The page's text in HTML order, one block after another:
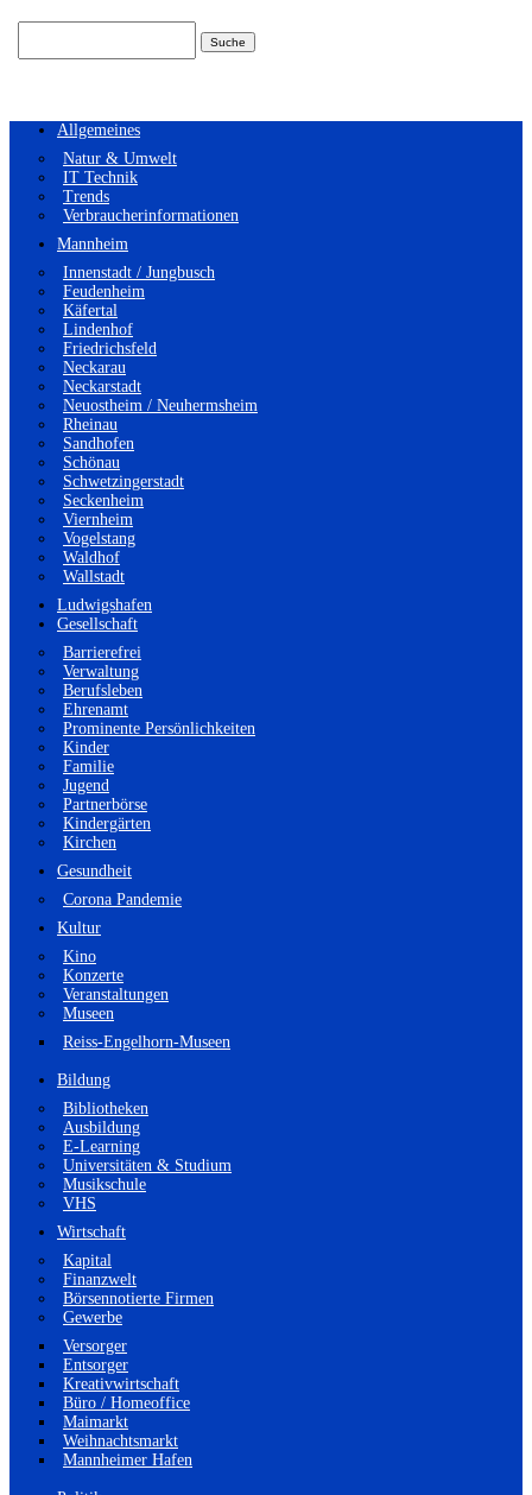
Allgemeines
Natur & Umwelt
IT Technik
Trends
Verbraucherinformationen
Mannheim
Innenstadt / Jungbusch
Feudenheim
Käfertal
Lindenhof
Friedrichsfeld
Neckarau
Neckarstadt
Neuostheim / Neuhermsheim
Rheinau
Sandhofen
Schönau
Schwetzingerstadt
Seckenheim
Viernheim
Vogelstang
Waldhof
Wallstadt
Ludwigshafen
Gesellschaft
Barrierefrei
Verwaltung
Berufsleben
Ehrenamt
Prominente Persönlichkeiten
Kinder
Familie
Jugend
Partnerbörse
Kindergärten
Kirchen
Gesundheit
Corona Pandemie
Kultur
Kino
Konzerte
Veranstaltungen
Museen
Reiss-Engelhorn-Museen
Bildung
Bibliotheken
Ausbildung
E-Learning
Universitäten & Studium
Musikschule
VHS
Wirtschaft
Kapital
Finanzwelt
Börsennotierte Firmen
Gewerbe
Versorger
Entsorger
Kreativwirtschaft
Büro / Homeoffice
Maimarkt
Weihnachtsmarkt
Mannheimer Hafen